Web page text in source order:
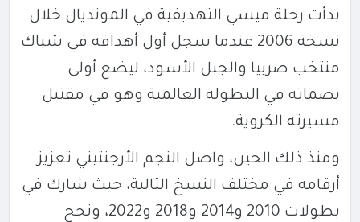
بدأت رحلة ميسي التهديفية في المونديال خلال
نسخة 2006 عندما سجل أول أهدافه في شباك
منتخب صربيا والجبل الأسود، ليضع أولى
بصماته في البطولة العالمية وهو في مقتبل
مسيرته الكروية.
ومنذ ذلك الحين، واصل النجم الأرجنتيني تعزيز
أرقامه في مختلف النسخ التالية، حيث شارك في
بطولات 2010 و2014 و2018 و2022، ونجح